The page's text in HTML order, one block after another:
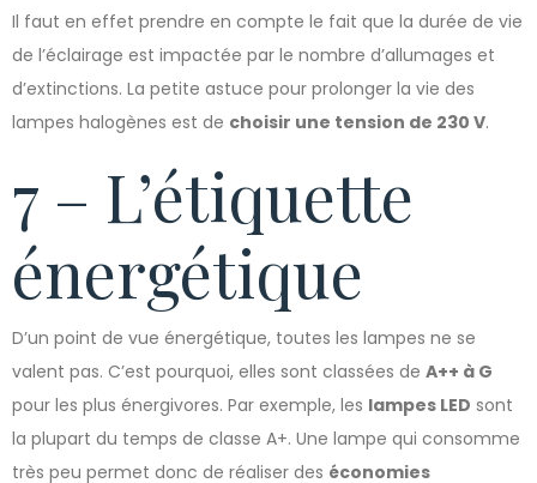
Il faut en effet prendre en compte le fait que la durée de vie
de l’éclairage est impactée par le nombre d’allumages et
d’extinctions. La petite astuce pour prolonger la vie des
lampes halogènes est de choisir une tension de 230 V.
7 – L’étiquette
énergétique
D’un point de vue énergétique, toutes les lampes ne se
valent pas. C’est pourquoi, elles sont classées de A++ à G
pour les plus énergivores. Par exemple, les lampes LED sont
la plupart du temps de classe A+. Une lampe qui consomme
très peu permet donc de réaliser des économies